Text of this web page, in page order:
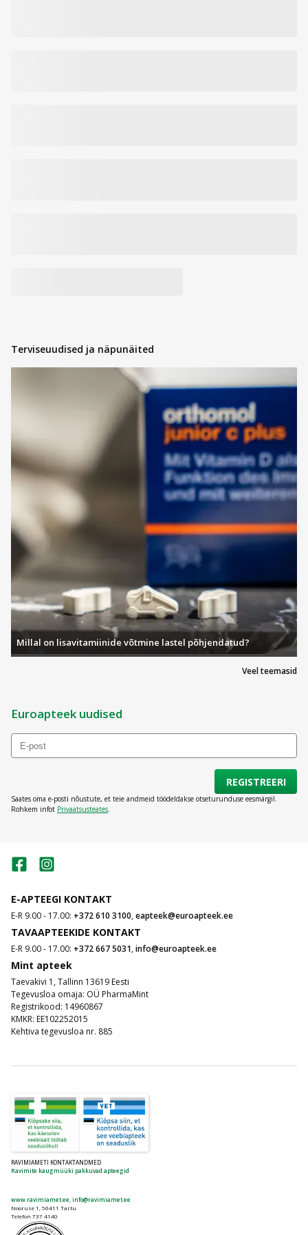
Terviseuudised ja näpunäited
Veel teemasid
Millal on lisavitamiinide võtmine lastel põhjendatud?
Euroapteek uudised
REGISTREERI
Saates oma e-posti nõustute, et teie andmeid töödeldakse otseturunduse eesmärgil.
Rohkem infot Privaatsusteates.
E-APTEEGI KONTAKT
E-R 9.00 - 17.00: +372 610 3100,eapteek@euroapteek.ee
TAVAAPTEEKIDE KONTAKT
E-R 9.00 - 17.00: +372 667 5031,info@euroapteek.ee
Mint apteek
Taevakivi 1, Tallinn 13619 Eesti
Tegevusloa omaja: OÜ PharmaMint
Registrikood: 14960867
KMKR: EE102252015
Kehtiva tegevusloa nr. 885
RAVIMIAMETI KONTAKTANDMED
Ravimite kaugmüüki pakkuvad apteegid
www.ravimiamet.ee info@ravimiamet.ee
Nooruse 1, 50411 Tartu
Telefon 737 4140